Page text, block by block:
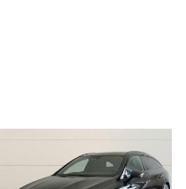
de 250 concessions, avec
dans toute la France.
vous accompagne dans le